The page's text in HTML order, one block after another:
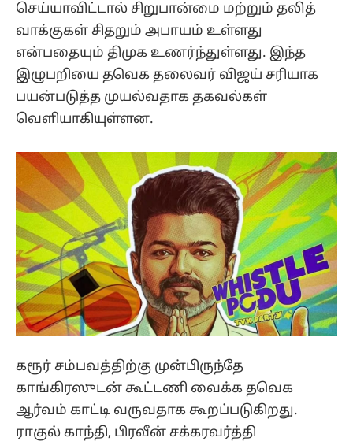
செய்யாவிட்டால் சிறுபான்மை மற்றும் தலித்
வாக்குகள் சிதறும் அபாயம் உள்ளது
என்பதையும் திமுக உணர்ந்துள்ளது. இந்த
இழுபறியை தவெக தலைவர் விஜய் சரியாக
பயன்படுத்த முயல்வதாக தகவல்கள்
வெளியாகியுள்ளன.
கரூர் சம்பவத்திற்கு முன்பிருந்தே
காங்கிரஸுடன் கூட்டணி வைக்க தவெக
ஆர்வம் காட்டி வருவதாக கூறப்படுகிறது.
ராகுல் காந்தி, பிரவீன் சக்கரவர்த்தி